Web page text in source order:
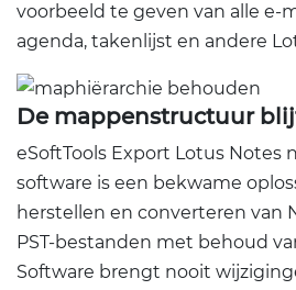
voorbeeld te geven van alle e-
agenda, takenlijst en andere
De mappenstructuur
eSoftTools Export Lotus Notes
software is een bekwame
herstellen en converteren van
PST-bestanden met behoud
Software brengt nooit